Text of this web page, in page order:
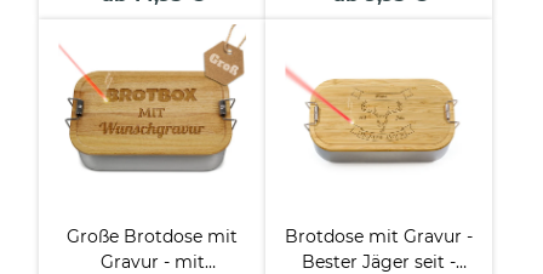
verschiedene Größen
Große Brotdose mit
Gravur - mit
Brotdose mit Gravur -
Bester Jäger seit -